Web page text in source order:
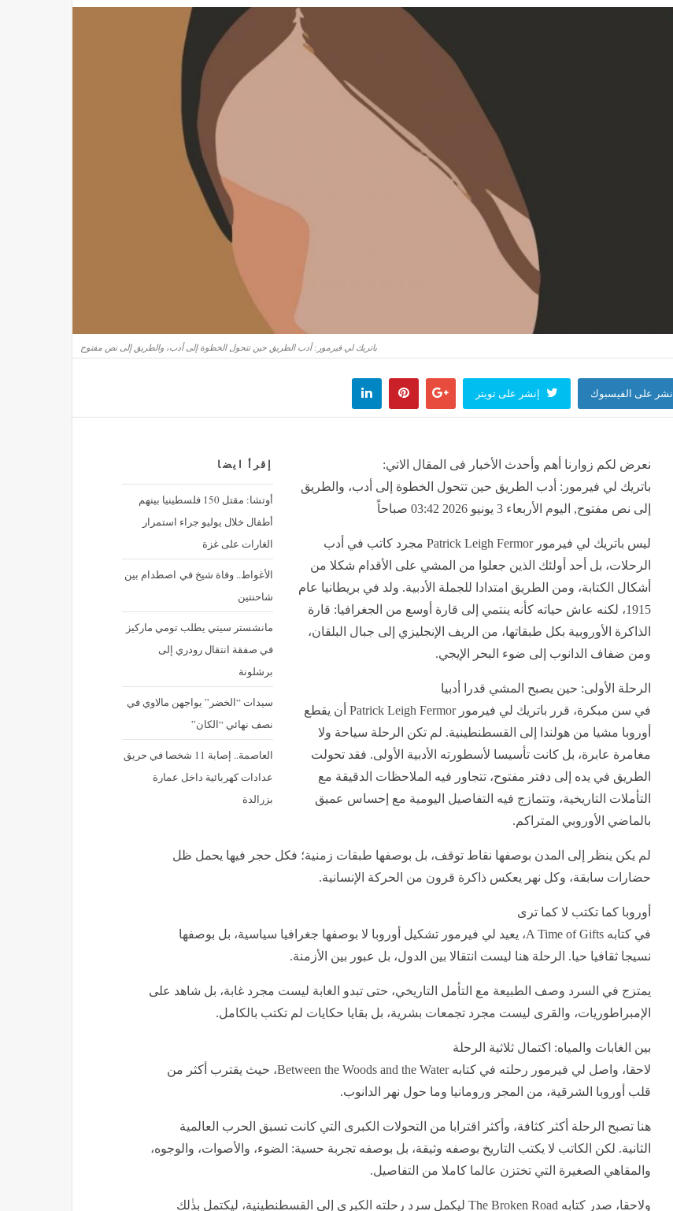
باتريك لي فيرمور: أدب الطريق حين تتحول الخطوة إلى أدب، والطريق إلى نص مفتوح
إنشر على الفيسبوك إنشر على تويتر
إقرأ ايضا
أوتشا: مقتل 150 فلسطينيا بينهم
أطفال خلال يوليو جراء استمرار
الغارات على غزة
الأغواط.. وفاة شيخ في اصطدام بين
شاحنتين
مانشستر سيتي يطلب تومي ماركيز
في صفقة انتقال رودري إلى
برشلونة
سيدات “الخضر” يواجهن مالاوي في
نصف نهائي “الكان”
العاصمة.. إصابة 11 شخصا في حريق
عدادات كهربائية داخل عمارة
بزرالدة
نعرض لكم زوارنا أهم وأحدث الأخبار فى المقال الاتي:
باتريك لي فيرمور: أدب الطريق حين تتحول الخطوة إلى أدب، والطريق
إلى نص مفتوح, اليوم الأربعاء 3 يونيو 2026 03:42 صباحاً
ليس باتريك لي فيرمور Patrick Leigh Fermor مجرد كاتب في أدب
الرحلات، بل أحد أولئك الذين جعلوا من المشي على الأقدام شكلا من
أشكال الكتابة، ومن الطريق امتدادا للجملة الأدبية. ولد في بريطانيا عام
1915، لكنه عاش حياته كأنه ينتمي إلى قارة أوسع من الجغرافيا: قارة
الذاكرة الأوروبية بكل طبقاتها، من الريف الإنجليزي إلى جبال البلقان،
ومن ضفاف الدانوب إلى ضوء البحر الإيجي.
الرحلة الأولى: حين يصبح المشي قدرا أدبيا
في سن مبكرة، قرر باتريك لي فيرمور Patrick Leigh Fermor أن يقطع
أوروبا مشيا من هولندا إلى القسطنطينية. لم تكن الرحلة سياحة ولا
مغامرة عابرة، بل كانت تأسيسا لأسطورته الأدبية الأولى. فقد تحولت
الطريق في يده إلى دفتر مفتوح، تتجاور فيه الملاحظات الدقيقة مع
التأملات التاريخية، وتتمازج فيه التفاصيل اليومية مع إحساس عميق
بالماضي الأوروبي المتراكم.
لم يكن ينظر إلى المدن بوصفها نقاط توقف، بل بوصفها طبقات زمنية؛ فكل حجر فيها يحمل ظل
حضارات سابقة، وكل نهر يعكس ذاكرة قرون من الحركة الإنسانية.
أوروبا كما تكتب لا كما ترى
في كتابه A Time of Gifts، يعيد لي فيرمور تشكيل أوروبا لا بوصفها جغرافيا سياسية، بل بوصفها
نسيجا ثقافيا حيا. الرحلة هنا ليست انتقالا بين الدول، بل عبور بين الأزمنة.
يمتزج في السرد وصف الطبيعة مع التأمل التاريخي، حتى تبدو الغابة ليست مجرد غابة، بل شاهد على
الإمبراطوريات، والقرى ليست مجرد تجمعات بشرية، بل بقايا حكايات لم تكتب بالكامل.
بين الغابات والمياه: اكتمال ثلاثية الرحلة
لاحقا، واصل لي فيرمور رحلته في كتابه Between the Woods and the Water، حيث يقترب أكثر من
قلب أوروبا الشرقية، من المجر ورومانيا وما حول نهر الدانوب.
هنا تصبح الرحلة أكثر كثافة، وأكثر اقترابا من التحولات الكبرى التي كانت تسبق الحرب العالمية
الثانية. لكن الكاتب لا يكتب التاريخ بوصفه وثيقة، بل بوصفه تجربة حسية: الضوء، والأصوات، والوجوه،
والمقاهي الصغيرة التي تختزن عالما كاملا من التفاصيل.
ولاحقا، صدر كتابه The Broken Road ليكمل سرد رحلته الكبرى إلى القسطنطينية، ليكتمل بذٰلك